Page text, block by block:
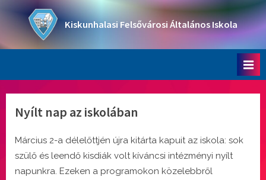
content
Kiskunhalasi Felsővárosi Általános Iskola
Nyílt nap az iskolában
Március 2-a délelőttjén újra kitárta kapuit az iskola: sok
szülő és leendő kisdiák volt kíváncsi intézményi nyílt
napunkra. Ezeken a programokon közelebbről